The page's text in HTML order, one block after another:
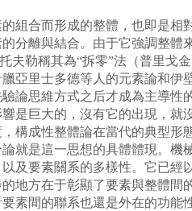
合而形成的整體，也即是相
分離與結合。由于它強調整體
夫勒稱其為“拆零”法（普里戈
里士多德等人的元素論和伊
論思維方式之后才成為主導
是巨大的，沒有它的出現，就
成性整體論在當代的典型形
就是這一思想的具體體現。
及要素關系的多樣性。它已
地方在于彰顯了要素與整體
素間的聯系也還是外在的功能